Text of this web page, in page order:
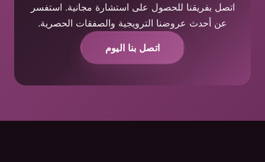
اتصل بفريقنا للحصول على استشارة مجانية. استفسر
عن أحدث عروضنا الترويجية والصفقات الحصرية.
اتصل بنا اليوم